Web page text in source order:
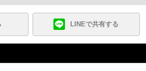
LINEで共有する